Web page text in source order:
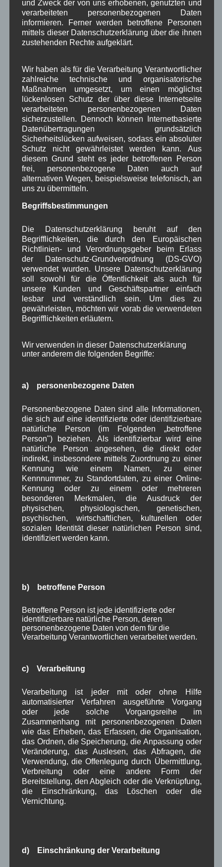
Stuermt es im August, gibt es weder Wein noch Most.
Neueste Kommentare
WBEbeiÜber uns
Josef Otler, Verein fürr Geschichte beiÜber uns
Gerd ErfertbeiÜber uns
Beitragsarchiv
August 2026
Juli 2026(9)
Juni 2026 (4)
April 2026(8)
Februar 2026(6)
Januar 2026(8)
Dezember 2025
(14)
November 2025(5)
Oktober 2025(8)
September 2025
(5)
August 2025(2)
Juli 2025(9)
Juni 2025(7)
Mai 2025(3)
März 2025(5)
Februar 2025(9)
November 2024(14)
September 2024
August 2024
(2)
Juli 2024(9)
Juni 2024(4)
Mai 2024(4)
April 2024(5)
März 2024(4)
Februar 2024(4)
Januar 2024
Dezember 2023(8)
November 2023
Oktober 2023(8)
September 2023(8)
August 2023(4)
März 2023(5)
Januar 2023(8)
Dezember 2022(7)
November 2022(8)
August 2022(6)
Juli 2022
Mai 2022(5)
April 2022(8)
März 2022
(6)
Februar 2022(4)
Januar 2022 (3)
Dezember 2021(7)
November 2021(9)
Oktober 2021(8)
September 2021(8)
August 2021(4)
Juli 2021(10)
Februar 2021(4)
und Zweck der von uns erhobenen, genutzten und
verarbeiteten personenbezogenen Daten
informieren. Ferner werden betroffene Personen
mittels dieser Datenschutzerklärung über die ihnen
zustehenden Rechte aufgeklärt.
Wir haben als für die Verarbeitung Verantwortlicher
zahlreiche technische und organisatorische
Maßnahmen umgesetzt, um einen möglichst
lückenlosen Schutz der über diese Internetseite
verarbeiteten personenbezogenen Daten
sicherzustellen. Dennoch können Internetbasierte
Datenübertragungen grundsätzlich
Sicherheitslücken aufweisen, sodass ein absoluter
Schutz nicht gewährleistet werden kann. Aus
diesem Grund steht es jeder betroffenen Person
frei, personenbezogene Daten auch auf
alternativen Wegen, beispielsweise telefonisch, an
uns zu übermitteln.
Begriffsbestimmungen
Die Datenschutzerklärung beruht auf den
Begrifflichkeiten, die durch den Europäischen
Richtlinien- und Verordnungsgeber beim Erlass
der Datenschutz-Grundverordnung (DS-GVO)
verwendet wurden. Unsere Datenschutzerklärung
soll sowohl für die Öffentlichkeit als auch für
unsere Kunden und Geschäftspartner einfach
lesbar und verständlich sein. Um dies zu
gewährleisten, möchten wir vorab die verwendeten
Begrifflichkeiten erläutern.
Wir verwenden in dieser Datenschutzerklärung
unter anderem die folgenden Begriffe:
a) personenbezogene Daten
Personenbezogene Daten sind alle Informationen,
die sich auf eine identifizierte oder identifizierbare
natürliche Person (im Folgenden „betroffene
Person") beziehen. Als identifizierbar wird eine
natürliche Person angesehen, die direkt oder
indirekt, insbesondere mittels Zuordnung zu einer
Kennung wie einem Namen, zu einer
Kennnummer, zu Standortdaten, zu einer Online-
Kennung oder zu einem oder mehreren
besonderen Merkmalen, die Ausdruck der
physischen, physiologischen, genetischen,
psychischen, wirtschaftlichen, kulturellen oder
sozialen Identität dieser natürlichen Person sind,
identifiziert werden kann.
b) betroffene Person
Betroffene Person ist jede identifizierte oder
identifizierbare natürliche Person, deren
personenbezogene Daten von dem für die
Verarbeitung Verantwortlichen verarbeitet werden.
c) Verarbeitung
Verarbeitung ist jeder mit oder ohne Hilfe
automatisierter Verfahren ausgeführte Vorgang
oder jede solche Vorgangsreihe im
Zusammenhang mit personenbezogenen Daten
wie das Erheben, das Erfassen, die Organisation,
das Ordnen, die Speicherung, die Anpassung oder
Veränderung, das Auslesen, das Abfragen, die
Verwendung, die Offenlegung durch Übermittlung,
Verbreitung oder eine andere Form der
Bereitstellung, den Abgleich oder die Verknüpfung,
die Einschränkung, das Löschen oder die
Vernichtung.
d) Einschränkung der Verarbeitung